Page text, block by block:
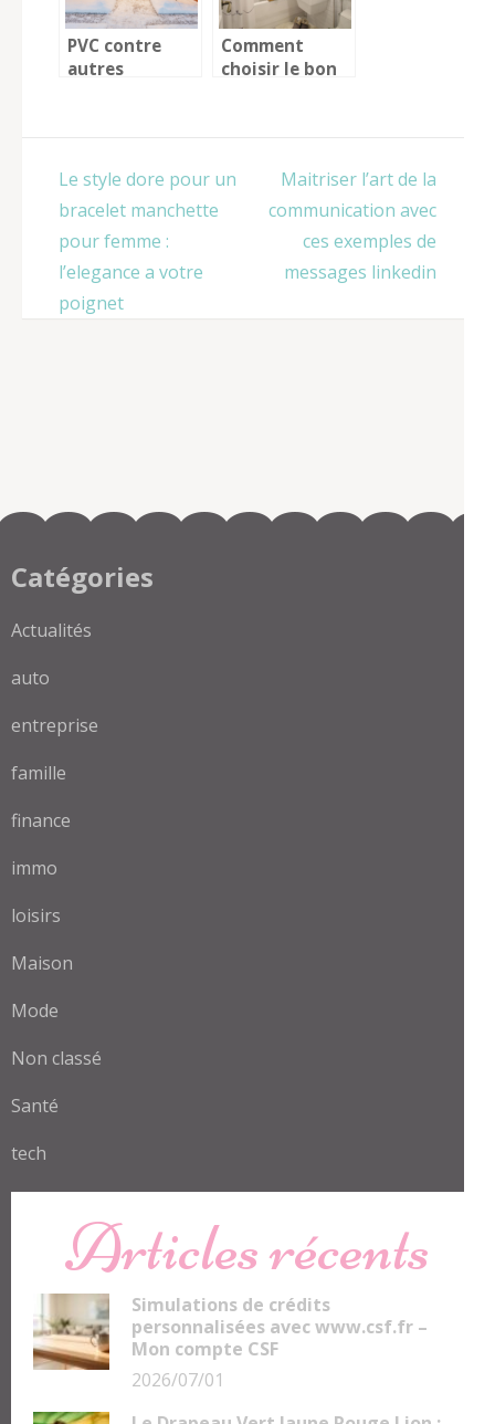
PVC contre
autres
fenetres en
PVC ?
Comment
choisir le bon
Navigation
de
l’article
Le style dore pour un
bracelet manchette
pour femme :
l’elegance a votre
poignet
Maitriser l’art de la
communication avec
ces exemples de
messages linkedin
Catégories
Actualités
auto
entreprise
famille
finance
immo
loisirs
Maison
Mode
Non classé
Santé
tech
Articles récents
Simulations de crédits
personnalisées avec www.csf.fr –
Mon compte CSF
2026/07/01